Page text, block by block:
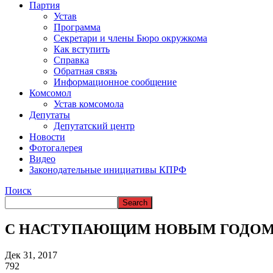
Партия
Устав
Программа
Секретари и члены Бюро окружкома
Как вступить
Справка
Обратная связь
Информационное сообщение
Комсомол
Устав комсомола
Депутаты
Депутатский центр
Новости
Фотогалерея
Видео
Законодательные инициативы КПРФ
Поиск
С НАСТУПАЮЩИМ НОВЫМ
Дек 31, 2017
792